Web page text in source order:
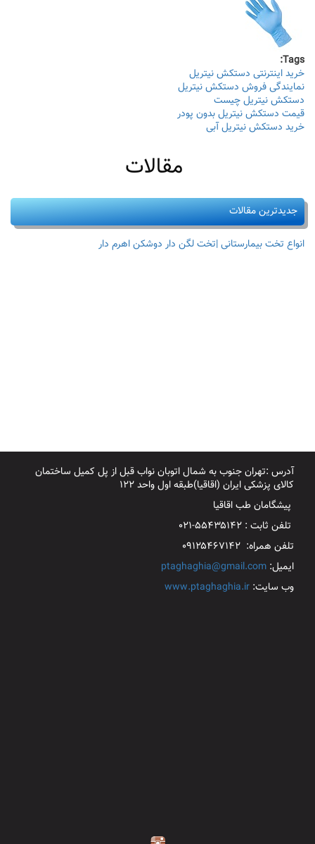
Tags:
خرید اینترنتی دستکش نیتریل
نمایندگی فروش دستکش نیتریل
دستکش نیتریل چیست
قیمت دستکش نیتریل بدون پودر
خرید دستکش نیتریل آبی
مقالات
جدیدترین مقالات
انواع تخت بیمارستانی |تخت لگن دار دوشکن اهرم دار
آدرس :تهران جنوب به شمال اتوبان نواب قبل از پل کمیل ساختمان
کالای پزشکی ایران (اقاقیا)طبقه اول واحد ۱۲۲
پیشگامان طب اقاقیا
تلفن ثابت : ۵۵۴۳۵۱۴۲-۰۲۱
تلفن همراه: ۰۹۱۲۵۴۶۷۱۴۲
ایمیل: ptaghaghia@gmail.com
وب سایت: www.ptaghaghia.ir